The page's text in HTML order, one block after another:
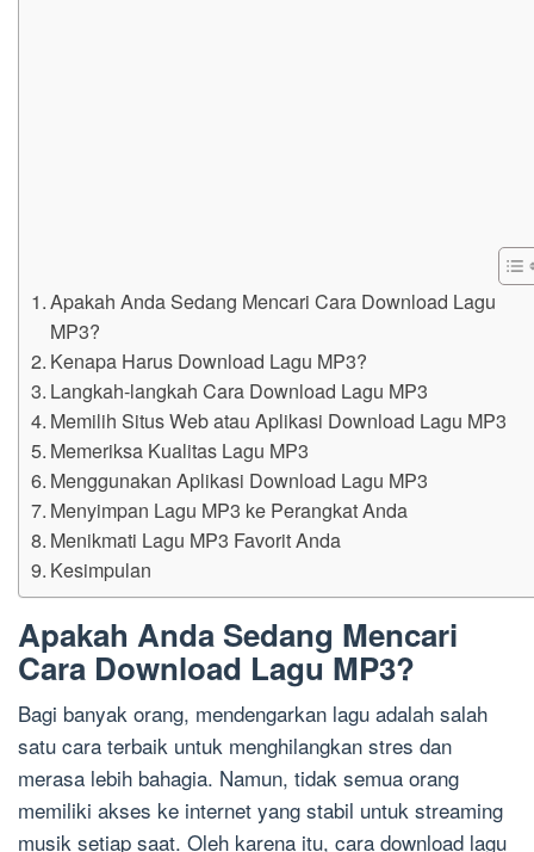
Apakah Anda Sedang Mencari Cara Download Lagu
MP3?
Kenapa Harus Download Lagu MP3?
Langkah-langkah Cara Download Lagu MP3
Memilih Situs Web atau Aplikasi Download Lagu MP3
Memeriksa Kualitas Lagu MP3
Menggunakan Aplikasi Download Lagu MP3
Menyimpan Lagu MP3 ke Perangkat Anda
Menikmati Lagu MP3 Favorit Anda
Kesimpulan
Apakah Anda Sedang Mencari
Cara Download Lagu MP3?
Bagi banyak orang, mendengarkan lagu adalah salah
satu cara terbaik untuk menghilangkan stres dan
merasa lebih bahagia. Namun, tidak semua orang
memiliki akses ke internet yang stabil untuk streaming
musik setiap saat. Oleh karena itu, cara download lagu